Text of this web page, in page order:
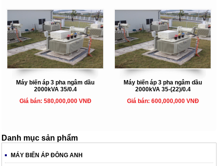
Máy biến áp 3 pha ngâm dầu
2000kVA 35/0.4
Giá bán: 580,000,000 VNĐ
Máy biến áp 3 pha ngâm dầu
2000kVA 35-(22)/0.4
Giá bán: 600,000,000 VNĐ
Danh mục sản phẩm
MÁY BIẾN ÁP ĐÔNG ANH